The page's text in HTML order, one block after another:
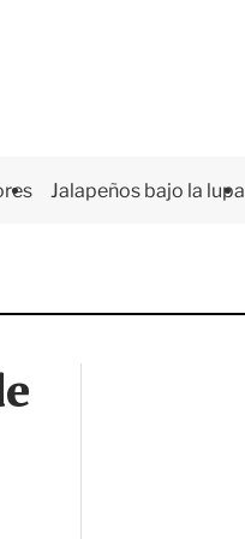
Jalapeños bajo la lupa